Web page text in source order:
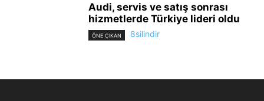
Audi, servis ve satış sonrası
hizmetlerde Türkiye lideri oldu
ÖNE ÇIKAN 8silindir